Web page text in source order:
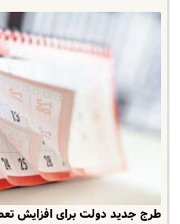
طرج جدید دولت برای افزایش